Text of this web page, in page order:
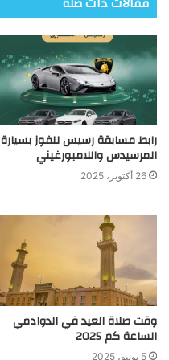
رابط مسابقة رسيس للفوز بسيارة
المرسيدس واللامبورغيني
26 أكتوبر، 2025
وقت صلاة العيد في الدوادمي
الساعة كم 2025
5 يونيو، 2025